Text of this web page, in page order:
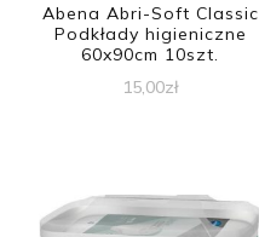
Abena Abri-Soft Classic
Podkłady higieniczne
60x90cm 10szt.
15,00zł